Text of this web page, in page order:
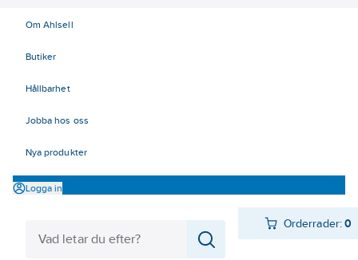
Om Ahlsell
Butiker
Hållbarhet
Jobba hos oss
Nya produkter
Logga in
Orderrader:0